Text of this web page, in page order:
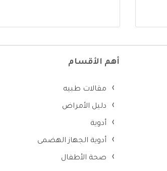
أهم الأقسام
مقالات طبيه
دليل الأمراض
أدوية
أدوية الجهاز الهضمى
صحة الأطفال